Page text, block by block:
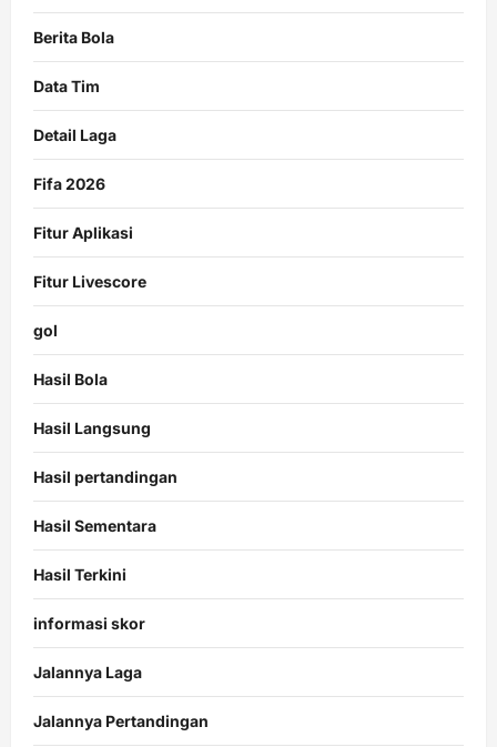
Berita Bola
Data Tim
Detail Laga
Fifa 2026
Fitur Aplikasi
Fitur Livescore
gol
Hasil Bola
Hasil Langsung
Hasil pertandingan
Hasil Sementara
Hasil Terkini
informasi skor
Jalannya Laga
Jalannya Pertandingan